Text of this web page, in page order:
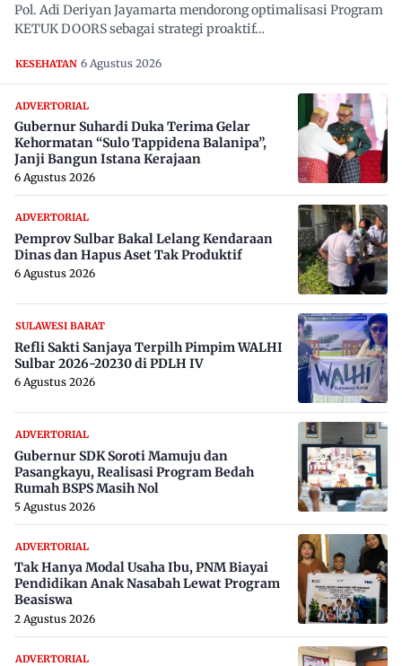
Pol. Adi Deriyan Jayamarta mendorong optimalisasi Program
KETUK DOORS sebagai strategi proaktif…
KESEHATAN 6 Agustus 2026
ADVERTORIAL
Gubernur Suhardi Duka Terima Gelar
Kehormatan “Sulo Tappidena Balanipa”,
Janji Bangun Istana Kerajaan
6 Agustus 2026
ADVERTORIAL
Pemprov Sulbar Bakal Lelang Kendaraan
Dinas dan Hapus Aset Tak Produktif
6 Agustus 2026
SULAWESI BARAT
Refli Sakti Sanjaya Terpilh Pimpim WALHI
Sulbar 2026-20230 di PDLH IV
6 Agustus 2026
ADVERTORIAL
Gubernur SDK Soroti Mamuju dan
Pasangkayu, Realisasi Program Bedah
Rumah BSPS Masih Nol
5 Agustus 2026
ADVERTORIAL
Tak Hanya Modal Usaha Ibu, PNM Biayai
Pendidikan Anak Nasabah Lewat Program
Beasiswa
2 Agustus 2026
ADVERTORIAL